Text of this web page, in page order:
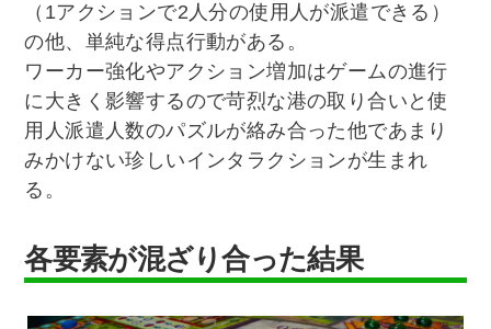
（1アクションで2人分の使用人が派遣できる）
の他、単純な得点行動がある。
ワーカー強化やアクション増加はゲームの進行
に大きく影響するので苛烈な港の取り合いと使
用人派遣人数のパズルが絡み合った他であまり
みかけない珍しいインタラクションが生まれ
る。
各要素が混ざり合った結果